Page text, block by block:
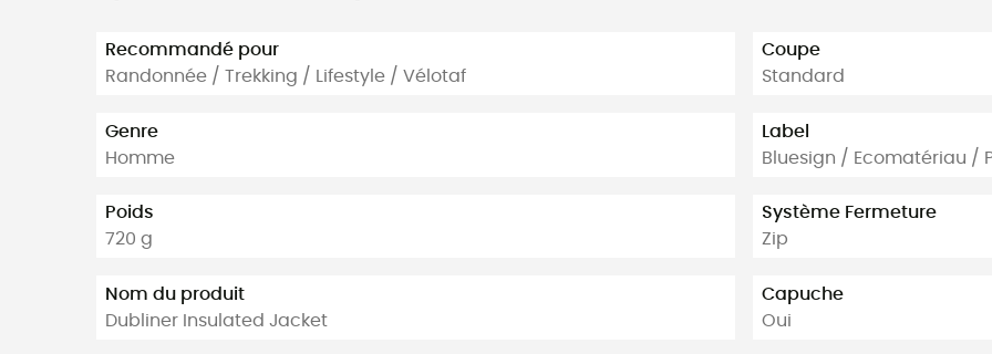
Recommandé pour
Randonnée / Trekking / Lifestyle / Vélotaf
Genre
Homme
Poids
720 g
Nom du produit
Dubliner Insulated Jacket
Coupe
Standard
Label
Bluesign / Ecomatériau /
Système Fermeture
Zip
Capuche
Oui